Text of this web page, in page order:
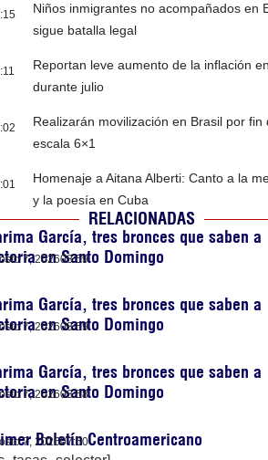
Niños inmigrantes no acompañados en
sigue batalla legal
Reportan leve aumento de la inflación
durante julio
Realizarán movilización en Brasil por fin
escala 6×1
Homenaje a Aitana Alberti: Canto a la
y la poesía en Cuba
RELACIONADAS
García, tres bronces que saben a
en Santo Domingo
7, 202608:59
García, tres bronces que saben a
en Santo Domingo
7, 202608:59
García, tres bronces que saben a
en Santo Domingo
7, 202608:58
Boletín Centroamericano
7, 202607:50